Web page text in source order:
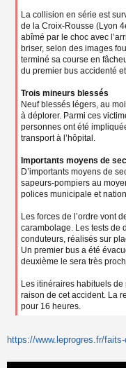
La collision en série est
de la Croix-Rousse (Lyon
abîmé par le choc avec
briser, selon des images
terminé sa course en
du premier bus accidenté
Trois mineurs blessés
Neuf blessés légers, au
à déplorer. Parmi ces
personnes ont été
transport à l’hôpital.
Importants moyens de
D’importants moyens de
sapeurs-pompiers au
polices municipale et
Les forces de l’ordre vont
carambolage. Les tests de
conduteurs, réalisés sur
Un premier bus a été
deuxième le sera très
Les itinéraires habituels
raison de cet accident. La
pour 16 heures.
https://www.leprogres.fr/